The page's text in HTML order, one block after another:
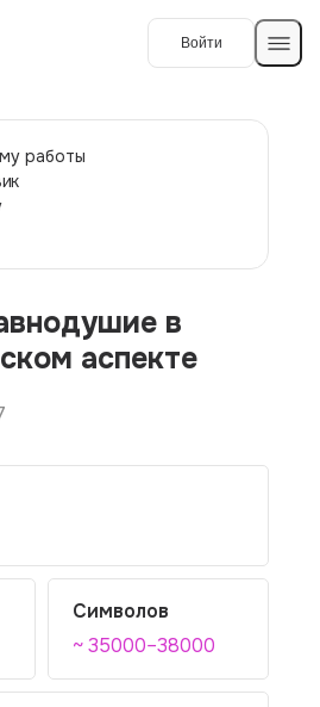
Войти
работы
в
аспекте
Символов
~ 35000–38000